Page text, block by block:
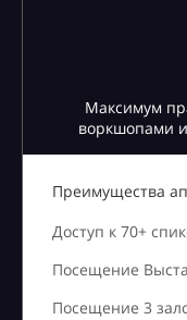
Максимум
воркшопами
Преимущества
Доступ к 70+
Посещение
Посещение 3